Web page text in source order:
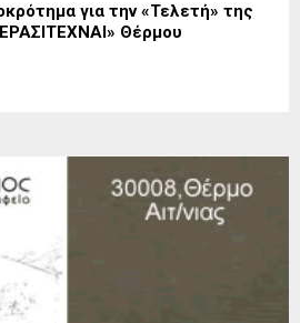
για την «Τελετή» της
Θέρμου